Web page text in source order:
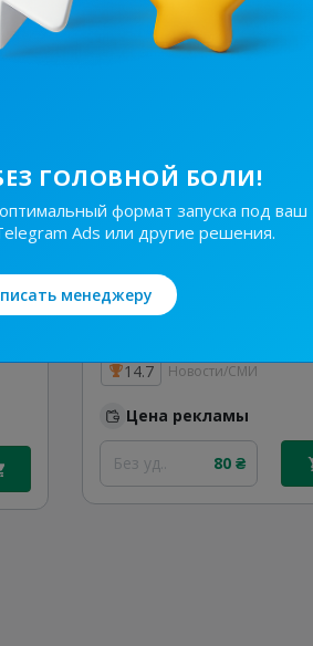
Цена рекламы
1 280 ₴
14.7 Новости/СМИ
Цена рекламы
Без уд.. 80 ₴
ГОЛОВНОЙ БОЛИ!
формат запуска под ваш
Ads или другие решения.
менеджеру